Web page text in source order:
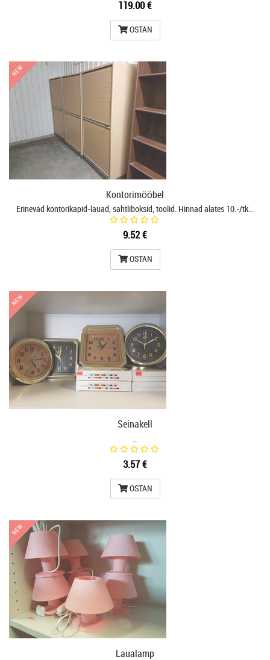
119.00 €
OSTAN
NEW
NEW
Kontorimööbel
Erinevad kontorikapid-lauad, sahtliboksid, toolid. Hinnad alates 10.-/tk…
9.52 €
OSTAN
NEW
NEW
Seinakell
…
3.57 €
OSTAN
NEW
NEW
Laualamp